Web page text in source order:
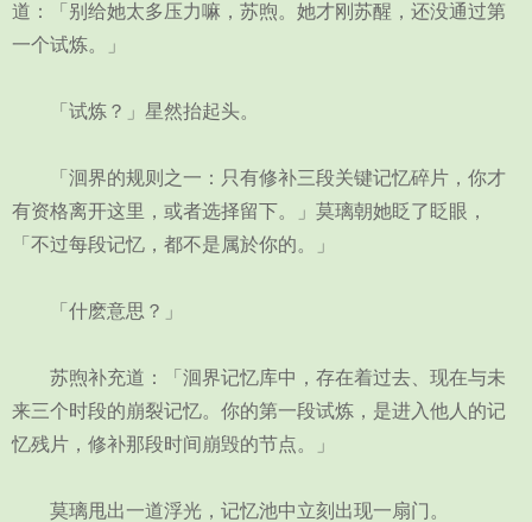
道：「别给她太多压力嘛，苏煦。她才刚苏醒，还没通过第
一个试炼。」
「试炼？」星然抬起头。
「洄界的规则之一：只有修补三段关键记忆碎片，你才
有资格离开这里，或者选择留下。」莫璃朝她眨了眨眼，
「不过每段记忆，都不是属於你的。」
「什麽意思？」
苏煦补充道：「洄界记忆库中，存在着过去、现在与未
来三个时段的崩裂记忆。你的第一段试炼，是进入他人的记
忆残片，修补那段时间崩毁的节点。」
莫璃甩出一道浮光，记忆池中立刻出现一扇门。